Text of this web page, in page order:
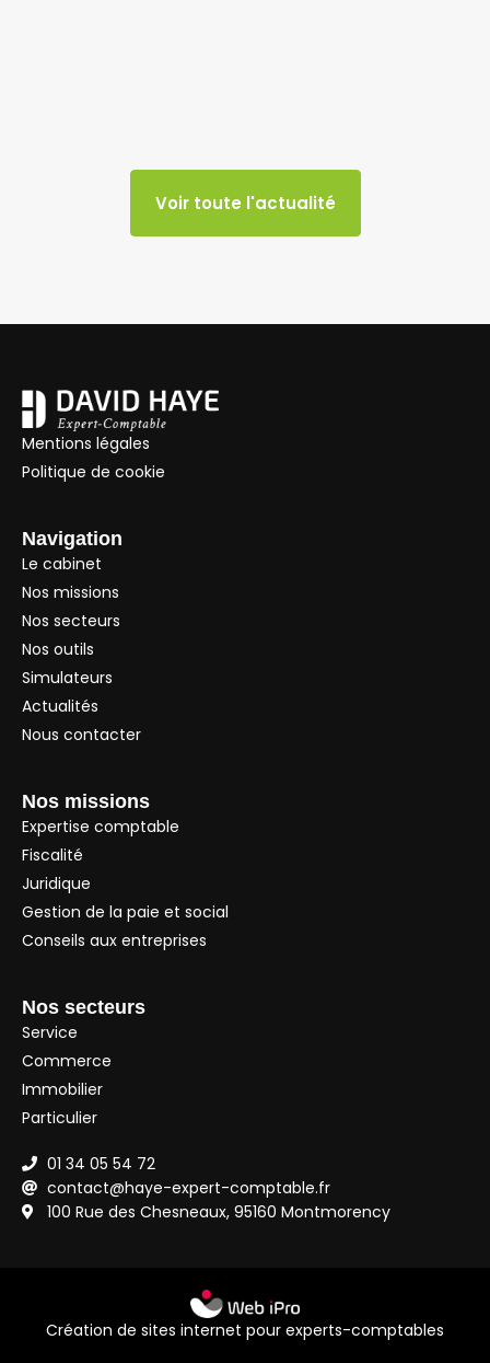
Voir toute l'actualité
Mentions légales
Politique de cookie
Navigation
Le cabinet
Nos missions
Nos secteurs
Nos outils
Simulateurs
Actualités
Nous contacter
Nos missions
Expertise comptable
Fiscalité
Juridique
Gestion de la paie et social
Conseils aux entreprises
Nos secteurs
Service
Commerce
Immobilier
Particulier
01 34 05 54 72
contact@haye-expert-comptable.fr
100 Rue des Chesneaux, 95160 Montmorency
Création de sites internet pour experts-comptables